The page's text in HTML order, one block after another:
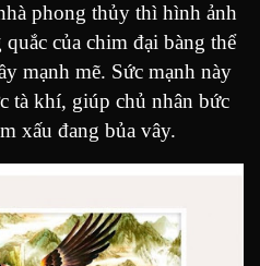
phong thủy thì hình ảnh
của chim đại bàng thể
mạnh mẽ. Sức mạnh này
tà khí, giúp chủ nhân bức
xấu đang bủa vây.